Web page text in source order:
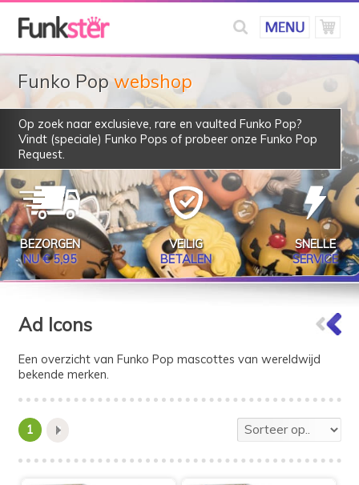
Funko Popwebshop
Op zoek naar exclusieve, rare en vaulted Funko Pop?
Vindt (speciale) Funko Pops of probeer onzeFunko Pop
Request.
BEZORGEN
NU € 5,95
VEILIG
BETALEN
SNELLE
SERVICE
Ad Icons
Een overzicht van Funko Pop mascottes van wereldwijd
bekende merken.
1